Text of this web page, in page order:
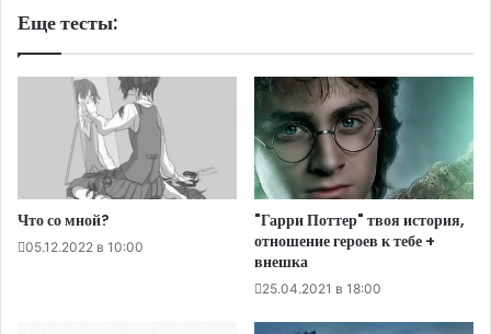
Еще тесты:
Что со мной?
05.12.2022 в 10:00
"Гарри Поттер" твоя история,
отношение героев к тебе +
внешка
25.04.2021 в 18:00